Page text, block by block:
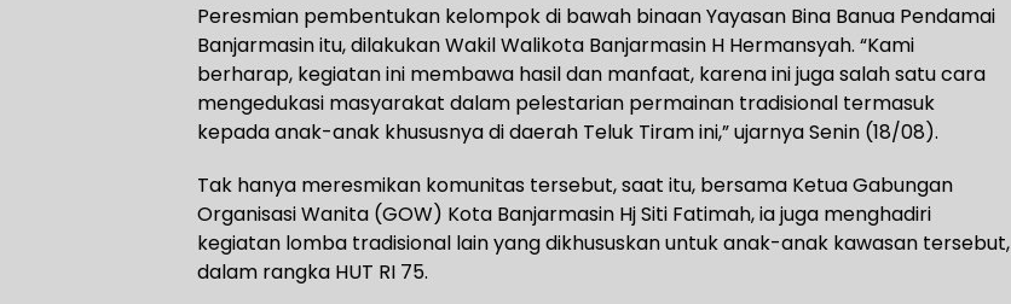
Peresmian pembentukan kelompok di bawah binaan Yayasan Bina Banua Pendamai
Banjarmasin itu, dilakukan Wakil Walikota Banjarmasin H Hermansyah. “Kami
berharap, kegiatan ini membawa hasil dan manfaat, karena ini juga salah satu cara
mengedukasi masyarakat dalam pelestarian permainan tradisional termasuk
kepada anak-anak khususnya di daerah Teluk Tiram ini,” ujarnya Senin (18/08).
Tak hanya meresmikan komunitas tersebut, saat itu, bersama Ketua Gabungan
Organisasi Wanita (GOW) Kota Banjarmasin Hj Siti Fatimah, ia juga menghadiri
kegiatan lomba tradisional lain yang dikhususkan untuk anak-anak kawasan tersebut,
dalam rangka HUT RI 75.